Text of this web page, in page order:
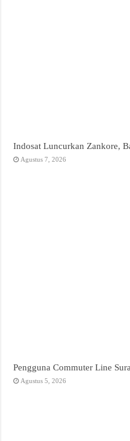
Indosat Luncurkan Zankore,
Agustus 7, 2026
Pengguna Commuter Line
Agustus 5, 2026